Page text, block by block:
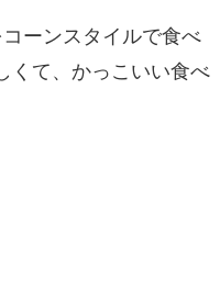
ーンスタイルで食べ
くて、かっこいい食べ